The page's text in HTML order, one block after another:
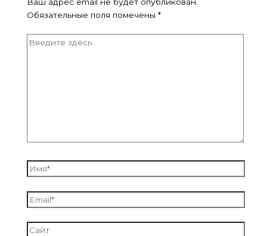
Обязательные поля помечены *
Введите
Имя*
Email*
Сайт